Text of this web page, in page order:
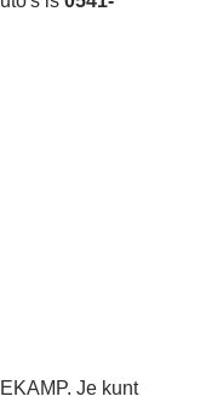
Je kunt